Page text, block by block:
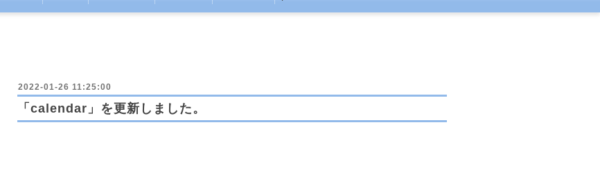
2022-01-26 11:25:00
「calendar」を更新しました。